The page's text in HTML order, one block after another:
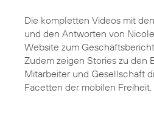
Die kompletten Videos mit
und den Antworten von
Website zum
Zudem zeigen Stories zu den
Mitarbeiter und Gesellschaft
Facetten der mobilen Freiheit.